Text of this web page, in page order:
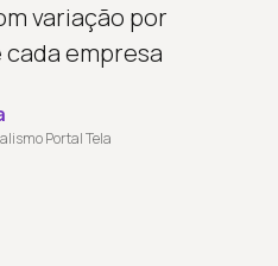
variação por
empresa
Portal Tela